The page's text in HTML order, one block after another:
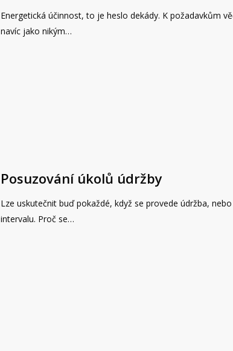
Energetická účinnost, to je heslo dekády. K požadavkům
navíc jako nikým…
Posuzování úkolů údržby
Lze uskutečnit buď pokaždé, když se provede údržba,
intervalu. Proč se…